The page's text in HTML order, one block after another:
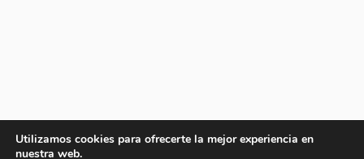
Utilizamos cookies para ofrecerte la mejor experiencia en
nuestra web.